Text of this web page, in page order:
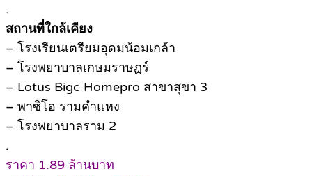
.
สถานที่ใกล้เคียง
– โรงเรียนเตรียมอุดมน้อมเกล้า
– โรงพยาบาลเกษมราษฏร์
– Lotus Bigc Homepro สาขาสุขา 3
– พาซิโอ รามคำแหง
– โรงพยาบาลราม 2
.
ราคา 1.89 ล้านบาท